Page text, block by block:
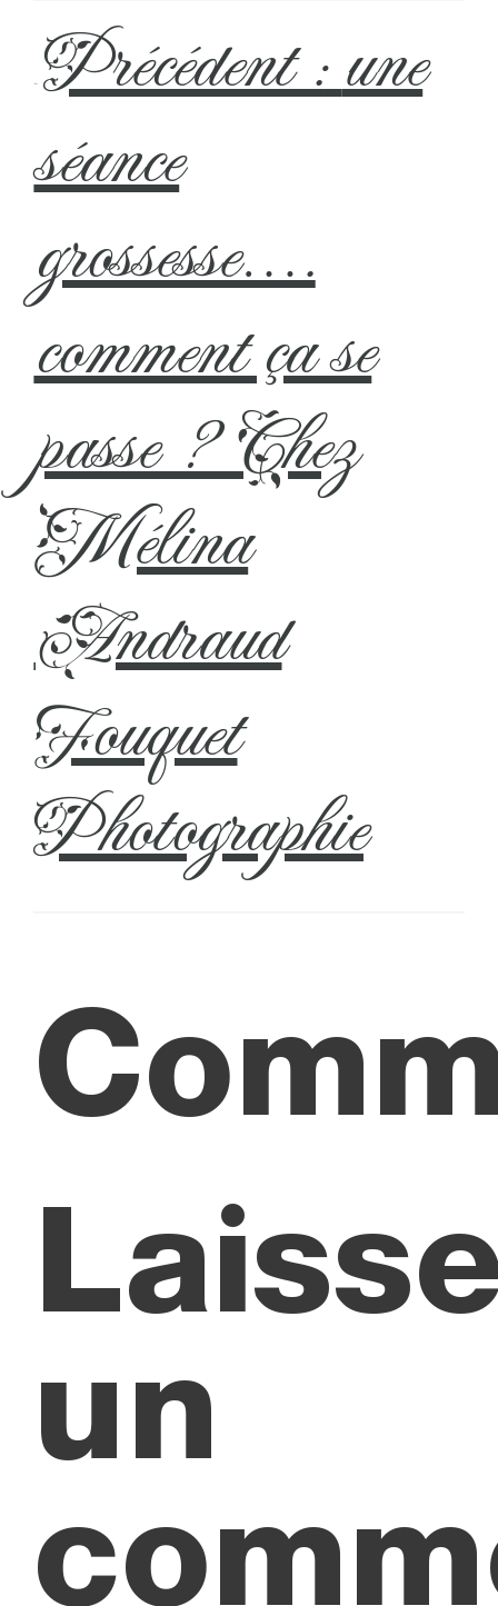
← Précédent :une
séance
grossesse….
comment ça se
passe ? Chez
Mélina
Andraud
Fouquet
Photographie
un